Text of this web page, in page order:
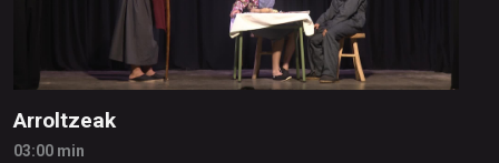
Arroltzeak
03:00 min